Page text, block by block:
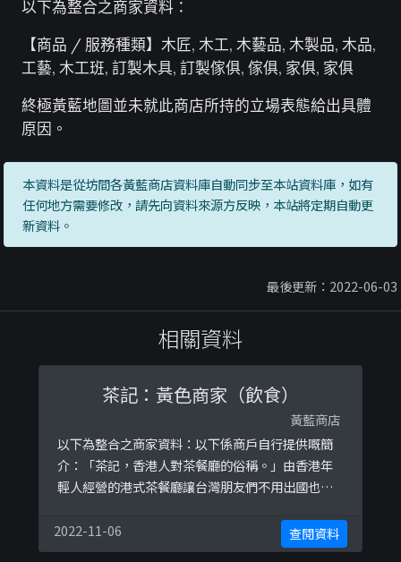
以下為整合之商家資料：
【商品 / 服務種類】木匠, 木工, 木藝品, 木製品, 木品,
工藝, 木工班, 訂製木具, 訂製傢俱, 傢俱, 家俱, 家俱
終極黃藍地圖並未就此商店所持的立場表態給出具體
原因。
本資料是從坊間各黃藍商店資料庫自動同步至本站資料庫，如有
任何地方需要修改，請先向資料來源方反映，本站將定期自動更
新資料。
最後更新：2022-06-03
相關資料
茶記：黃色商家（飲食）
黃藍商店
以下為整合之商家資料：以下係商戶自行提供嘅簡
介：「茶記，香港人對茶餐廳的俗稱。」由香港年
輕人經營的港式茶餐廳讓台灣朋友們不用出國也能
(週三公休)🔍FB搜尋：茶記 Caa4Gei3👩🏻‍💻官方
LINE外帶自取：以下係相關證明貼文：
2022-11-06 查閱資料